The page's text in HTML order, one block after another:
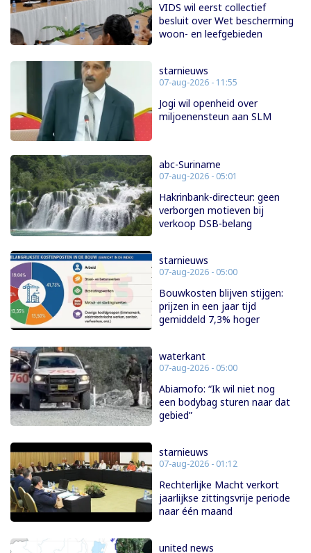
VIDS wil eerst collectief
besluit over Wet bescherming
woon- en leefgebieden
starnieuws
07-aug-2026 - 11:55
Jogi wil openheid over
miljoenensteun aan SLM
abc-Suriname
07-aug-2026 - 05:01
Hakrinbank-directeur: geen
verborgen motieven bij
verkoop DSB-belang
starnieuws
07-aug-2026 - 05:00
Bouwkosten blijven stijgen:
prijzen in een jaar tijd
gemiddeld 7,3% hoger
waterkant
07-aug-2026 - 05:00
Abiamofo: “Ik wil niet nog
een bodybag sturen naar dat
gebied”
starnieuws
07-aug-2026 - 01:12
Rechterlijke Macht verkort
jaarlijkse zittingsvrije periode
naar één maand
united news